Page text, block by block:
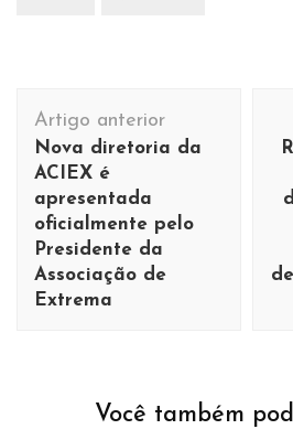
Navegação
de
post
Artigo anterior
Nova diretoria da
ACIEX é
apresentada
oficialmente pelo
Presidente da
Associação de
Extrema
Você também